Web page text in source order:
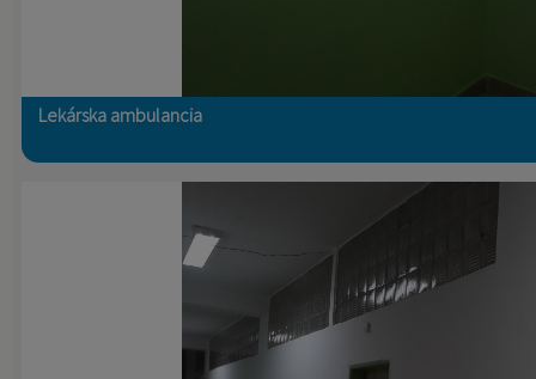
Lekárska ambulancia